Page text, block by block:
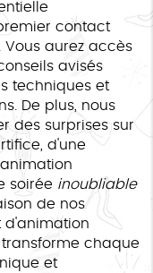
contact
aurez accès
avisés
techniques et
De plus, nous
des surprises sur
d'une
soirée inoubliable
de nos
d'animation
chaque
et